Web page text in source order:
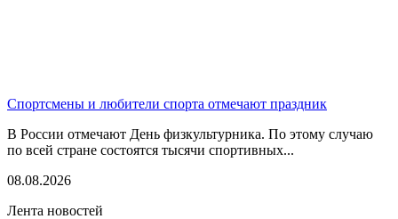
Спортсмены и любители спорта отмечают праздник
В России отмечают День физкультурника. По этому случаю
по всей стране состоятся тысячи спортивных...
08.08.2026
Лента новостей